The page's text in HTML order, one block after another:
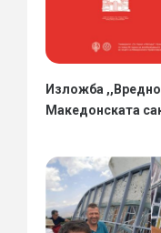
Изложба
Македонската